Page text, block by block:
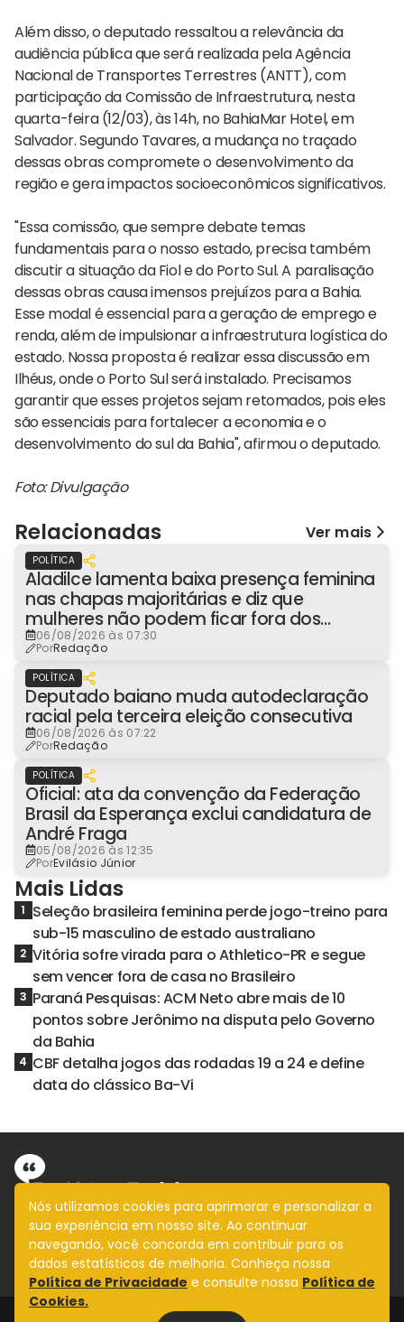
Além disso, o deputado ressaltou a relevância da
audiência pública que será realizada pela Agência
Nacional de Transportes Terrestres (ANTT), com
participação da Comissão de Infraestrutura, nesta
quarta-feira (12/03), às 14h, no BahiaMar Hotel, em
Salvador. Segundo Tavares, a mudança no traçado
dessas obras compromete o desenvolvimento da
região e gera impactos socioeconômicos significativos.
"Essa comissão, que sempre debate temas
fundamentais para o nosso estado, precisa também
discutir a situação da Fiol e do Porto Sul. A paralisação
dessas obras causa imensos prejuízos para a Bahia.
Esse modal é essencial para a geração de emprego e
renda, além de impulsionar a infraestrutura logística do
estado. Nossa proposta é realizar essa discussão em
Ilhéus, onde o Porto Sul será instalado. Precisamos
garantir que esses projetos sejam retomados, pois eles
são essenciais para fortalecer a economia e o
desenvolvimento do sul da Bahia", afirmou o deputado.
Foto: Divulgação
Relacionadas Ver mais
POLÍTICA
Aladilce lamenta baixa presença feminina
nas chapas majoritárias e diz que
mulheres não podem ficar fora dos
espaços de poder
06/08/2026 às 07:30
PorRedação
POLÍTICA
Deputado baiano muda autodeclaração
racial pela terceira eleição consecutiva
06/08/2026 às 07:22
PorRedação
POLÍTICA
Oficial: ata da convenção da Federação
Brasil da Esperança exclui candidatura de
André Fraga
05/08/2026 às 12:35
PorEvilásio Júnior
Mais Lidas
1 Seleção brasileira feminina perde jogo-treino para
sub-15 masculino de estado australiano
2 Vitória sofre virada para o Athletico-PR e segue
sem vencer fora de casa no Brasileiro
3 Paraná Pesquisas: ACM Neto abre mais de 10
pontos sobre Jerônimo na disputa pelo Governo
da Bahia
4 CBF detalha jogos das rodadas 19 a 24 e define
data do clássico Ba-Vi
Informação com imparcialidade
SIGA
Nós utilizamos cookies para aprimorar e personalizar a
sua experiência em nosso site. Ao continuar
navegando, você concorda em contribuir para os
dados estatísticos de melhoria. Conheça nossa
Política de Privacidade e consulte nossa Política de
Cookies.